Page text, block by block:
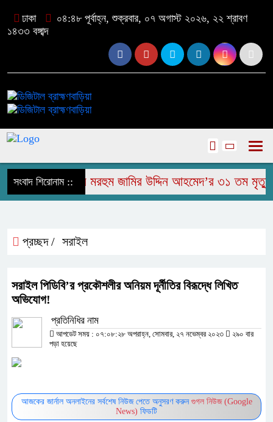
ঢাকা
০৪:৪৮ পূর্বাহ্ন, শুক্রবার, ০৭ অগাস্ট ২০২৬, ২২ শ্রাবণ
১৪৩৩ বঙ্গাব্দ
সংবাদ শিরোনাম ::
রাজাপুরে মরহুম জামির উদ্দিন আহমেদ’র ৩১ তম মৃত্যু
প্রচ্ছদ / সরাইল
সরাইল পিডিবি’র প্রকৌশলীর অনিয়ম দূর্নীতির বিরূদ্ধে লিখিত
অভিযোগ!
প্রতিনিধির নাম
আপডেট সময় : ০৭:০৮:২৮ অপরাহ্ন, সোমবার, ২৭ নভেম্বর ২০২৩
২৯০ বার
পড়া হয়েছে
আজকের জার্নাল অনলাইনের সর্বশেষ নিউজ পেতে অনুসরণ করুন গুগল নিউজ (Google
News) ফিডটি